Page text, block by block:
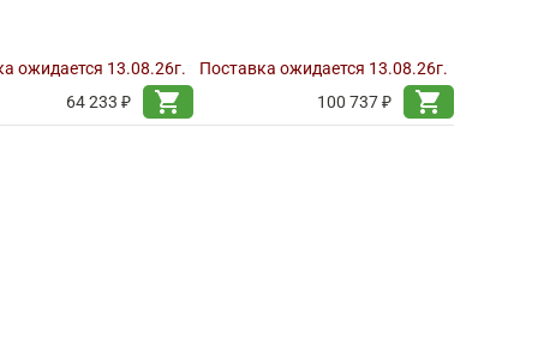
ожидается 13.08.26г.
64 233 ₽
shopping_cart
Поставка ожидается 13.08.26г.
100 737 ₽
shopping_cart